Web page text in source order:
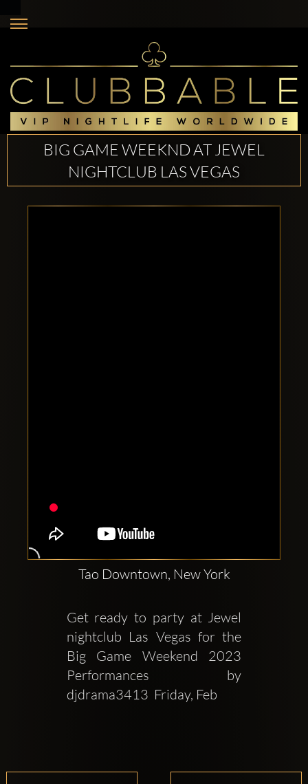
Clubbable:
BIG GAME WEEKND AT JEWEL
NIGHTCLUB LAS VEGAS
Tao Downtown, New York
Get ready to party at Jewel
nightclub Las Vegas for the
Big Game Weekend 2023
Performances by
djdrama3413  Friday, Feb